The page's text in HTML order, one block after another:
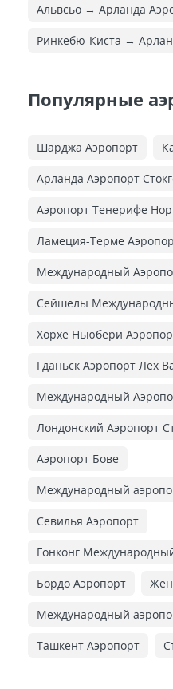
Альвсьо → Арланда
Ринкебю-Киста →
Популярные
Шарджа Аэропорт
Арланда Аэропорт
Аэропорт Тенерифе
Ламеция-Терме
Международный
Сейшелы
Хорхе Ньюбери
Гданьск Аэропорт Лех
Международный
Лондонский Аэропорт
Аэропорт Бове
Международный
Севилья Аэропорт
Гонконг
Бордо Аэропорт
Международный
Ташкент Аэропорт